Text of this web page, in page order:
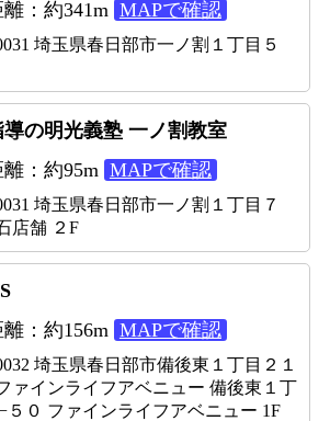
：約341m MAPで確認
埼玉県春日部市一ノ割１丁目５
の明光義塾 一ノ割教室
：約95m MAPで確認
埼玉県春日部市一ノ割１丁目７
店舗 ２F
：約156m MAPで確認
埼玉県春日部市備後東１丁目２１
ァインライフアベニュー 備後東１丁
５０ ファインライフアベニュー 1F